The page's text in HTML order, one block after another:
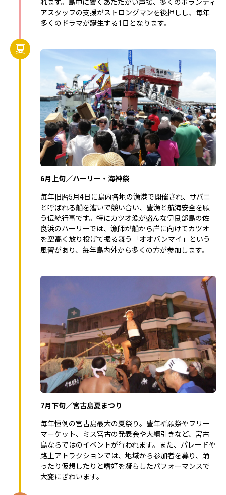
れます。島中に響くあたたかい声援、多くのボランティ
アスタッフの支援がストロングマンを後押しし、毎年
多くのドラマが誕生する1日となります。
夏
6月上旬／ハーリー・海神祭
毎年旧暦5月4日に島内各地の漁港で開催され、サバニ
と呼ばれる船を漕いで競い合い、豊漁と航海安全を願
う伝統行事です。特にカツオ漁が盛んな伊良部島の佐
良浜のハーリーでは、漁師が船から岸に向けてカツオ
を空高く放り投げて振る舞う「オオバンマイ」という
風習があり、毎年島内外から多くの方が参加します。
7月下旬／宮古島夏まつり
毎年恒例の宮古島最大の夏祭り。豊年祈願祭やフリー
マーケット、ミス宮古の発表会や大綱引きなど、宮古
島ならではのイベントが行われます。また、パレードや
路上アトラクションでは、地域から参加者を募り、踊
ったり仮想したりと嗜好を凝らしたパフォーマンスで
大変にぎわいます。